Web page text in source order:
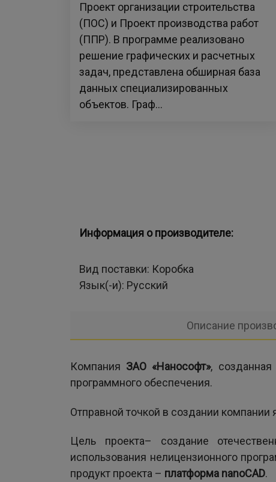
Проект организации строительства
(ПОС) и Проект производства работ
(ППР). В программе реализовано
решение графических и расчетных
задач, представлена обширная база
данных специализированных
объектов. Граф...
Информация о производителе:
Вид поставки: Коробка
Язык(-и): Русский
Описание
Компания ЗАО «Нанософт»,
программного обеспечения.
Отправной точкой в создании компании
Цель проекта– создание
использования нелицензионного
продукт проекта – платформа nanoCAD.